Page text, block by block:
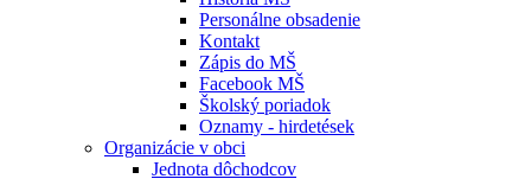
Personálne obsadenie
Kontakt
Zápis do MŠ
Facebook MŠ
Školský poriadok
Oznamy - hirdetések
Organizácie v obci
Jednota dôchodcov